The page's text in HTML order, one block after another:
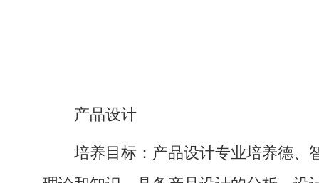
产品设计
培养目标：产品设计专业培养德、